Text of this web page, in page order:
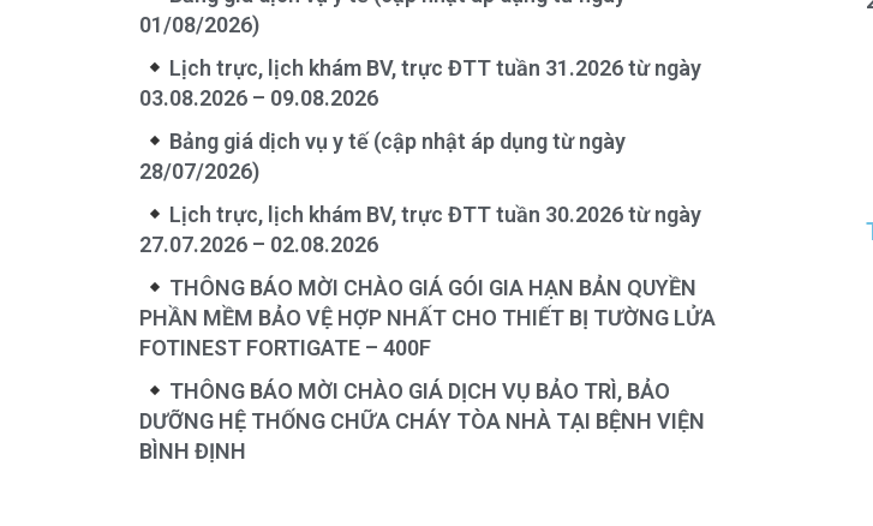
01/08/2026)
Lịch trực, lịch khám BV, trực ĐTT tuần 31.2026 từ ngày
03.08.2026 – 09.08.2026
Bảng giá dịch vụ y tế (cập nhật áp dụng từ ngày
28/07/2026)
Lịch trực, lịch khám BV, trực ĐTT tuần 30.2026 từ ngày
27.07.2026 – 02.08.2026
THÔNG BÁO MỜI CHÀO GIÁ GÓI GIA HẠN BẢN QUYỀN
PHẦN MỀM BẢO VỆ HỢP NHẤT CHO THIẾT BỊ TƯỜNG LỬA
FOTINEST FORTIGATE – 400F
THÔNG BÁO MỜI CHÀO GIÁ DỊCH VỤ BẢO TRÌ, BẢO
DƯỠNG HỆ THỐNG CHỮA CHÁY TÒA NHÀ TẠI BỆNH VIỆN
BÌNH ĐỊNH